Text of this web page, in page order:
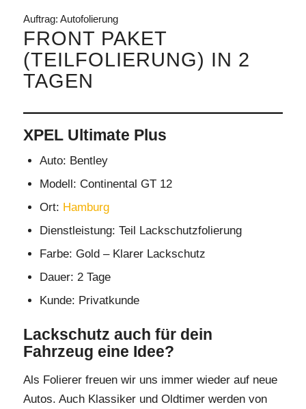
Auftrag: Autofolierung
FRONT PAKET
(TEILFOLIERUNG) IN 2
TAGEN
XPEL Ultimate Plus
Auto: Bentley
Modell: Continental GT 12
Ort: Hamburg
Dienstleistung: Teil Lackschutzfolierung
Farbe: Gold – Klarer Lackschutz
Dauer: 2 Tage
Kunde: Privatkunde
Lackschutz auch für dein
Fahrzeug eine Idee?
Als Folierer freuen wir uns immer wieder auf neue
Autos. Auch Klassiker und Oldtimer werden von